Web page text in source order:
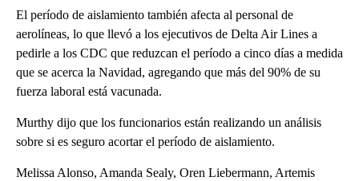
El período de aislamiento también afecta al personal de
aerolíneas, lo que llevó a los ejecutivos de Delta Air Lines a
pedirle a los CDC que reduzcan el período a cinco días a medida
que se acerca la Navidad, agregando que más del 90% de su
fuerza laboral está vacunada.
Murthy dijo que los funcionarios están realizando un análisis
sobre si es seguro acortar el período de aislamiento.
Melissa Alonso, Amanda Sealy, Oren Liebermann, Artemis